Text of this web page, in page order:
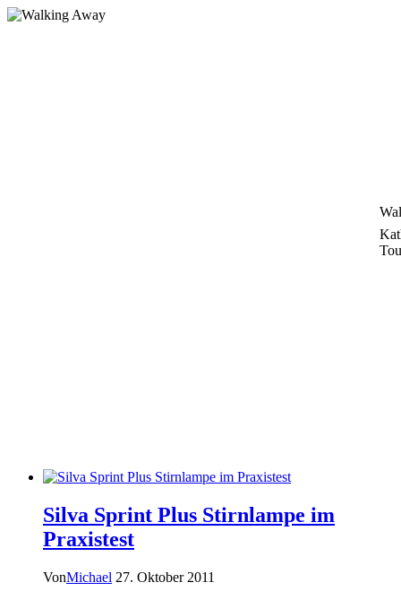
Zum
Silva Sprint Plus Stirnlampe im
Praxistest
VonMichael 27. Oktober 2011